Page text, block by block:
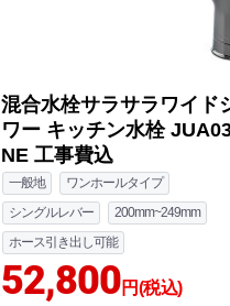
混合水栓サラサラワイド
ワー キッチン水栓
NE 工事費込
一般地
ワンホールタイプ
シングルレバー
200mm~249mm
ホース引き出し可能
52,800円(税込)